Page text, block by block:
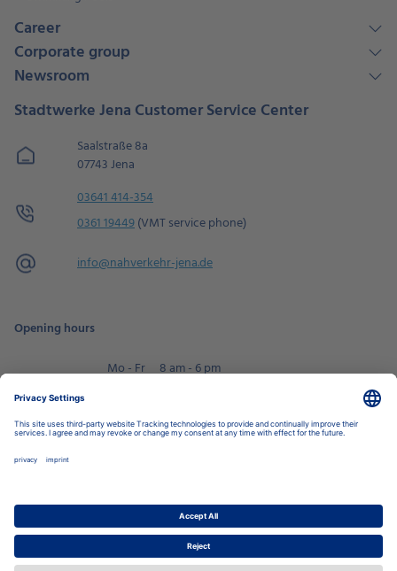
Career
Corporate group
Newsroom
Stadtwerke Jena Customer Service Center
Saalstraße 8a
07743 Jena
03641 414-354
0361 19449(VMT service phone)
info@nahverkehr-jena.de
Opening hours
Mo - Fr
8 am - 6 pm
Book an appointment
Accessibility
Stadtwerke Jena Group Energy Local Transport Housing